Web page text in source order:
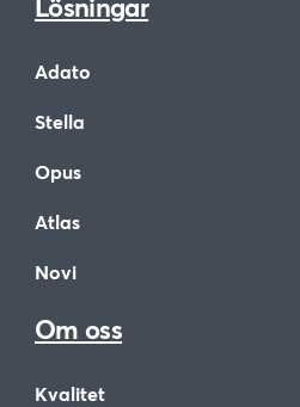
Lösningar
Adato
Stella
Opus
Atlas
Novi
Om oss
Kvalitet